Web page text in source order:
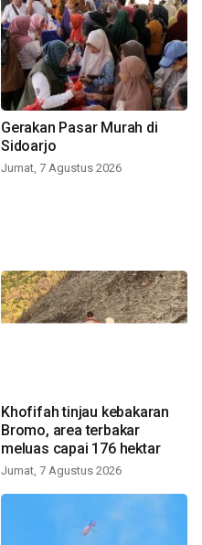
Gerakan Pasar Murah di
Sidoarjo
Jumat, 7 Agustus 2026
Khofifah tinjau kebakaran
Bromo, area terbakar
meluas capai 176 hektar
Jumat, 7 Agustus 2026